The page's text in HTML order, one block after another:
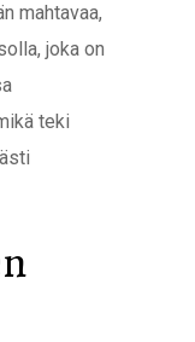
mahtavaa,
joka on
teki